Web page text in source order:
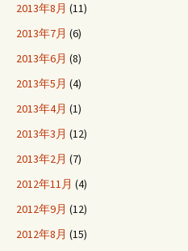
2013年8月 (11)
2013年7月 (6)
2013年6月 (8)
2013年5月 (4)
2013年4月 (1)
2013年3月 (12)
2013年2月 (7)
2012年11月 (4)
2012年9月 (12)
2012年8月 (15)